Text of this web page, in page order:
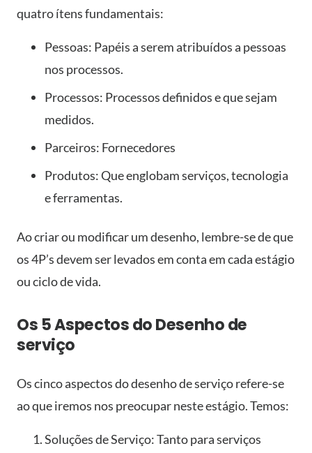
quatro ítens fundamentais:
Pessoas: Papéis a serem atribuídos a pessoas
nos processos.
Processos: Processos definidos e que sejam
medidos.
Parceiros: Fornecedores
Produtos: Que englobam serviços, tecnologia
e ferramentas.
Ao criar ou modificar um desenho, lembre-se de que
os 4P’s devem ser levados em conta em cada estágio
ou ciclo de vida.
Os 5 Aspectos do Desenho de
serviço
Os cinco aspectos do desenho de serviço refere-se
ao que iremos nos preocupar neste estágio. Temos:
Soluções de Serviço: Tanto para serviços